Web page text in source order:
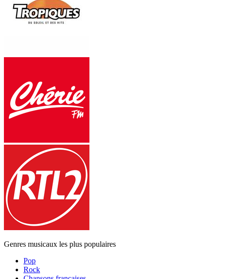
Genres musicaux les plus populaires
Pop
Rock